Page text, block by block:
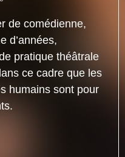
de comédienne,
d’années,
pratique théâtrale
ce cadre que les
humains sont pour